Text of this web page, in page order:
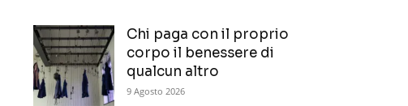
Chi paga con il proprio
corpo il benessere di
qualcun altro
9 Agosto 2026